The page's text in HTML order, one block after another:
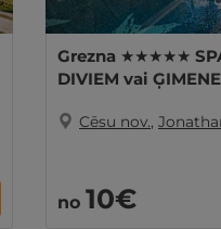
Grezna ★★★★★
DIVIEM vai
Cēsu nov.,
no 10€